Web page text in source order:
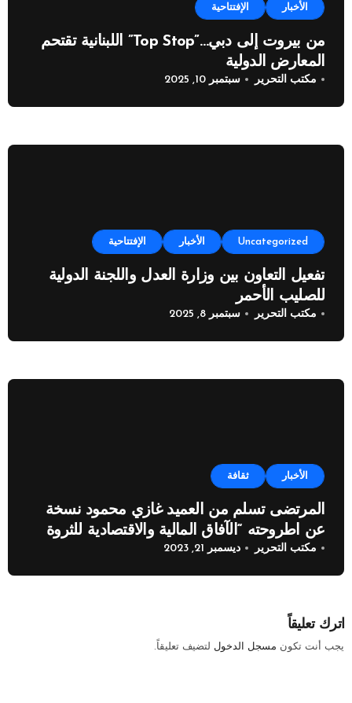
الأخبار الإفتتاحية
من بيروت إلى دبي…”Top Stop” اللبنانية تقتحم
المعارض الدولية
مكتب التحرير سبتمبر 10, 2025
Uncategorized الأخبار الإفتتاحية
تفعيل التعاون بين وزارة العدل واللجنة الدولية
للصليب الأحمر
مكتب التحرير سبتمبر 8, 2025
الأخبار ثقافة
المرتضى تسلم من العميد غازي محمود نسخة
عن اطروحته “الآفاق المالية والاقتصادية للثروة
النفطية”
مكتب التحرير ديسمبر 21, 2023
اترك تعليقاً
يجب أنت تكون مسجل الدخول لتضيف تعليقاً.